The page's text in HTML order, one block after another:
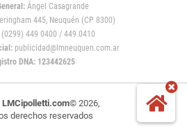
Ángel Casagrande
445, Neuquén (CP 8300)
(0299) 449 0400 / 449 0410
publicidad@lmneuquen.com.ar
DNA: 123442625
LMCipolletti.com© 2026,
derechos reservados